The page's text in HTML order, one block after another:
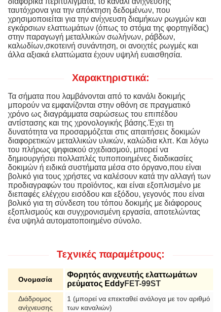
ταυτόχρονα για την απόκτηση δεδομένων, που
χρησιμοποιείται για την ανίχνευση διαμήκων ρωγμών και
εγκάρσιων ελαττωμάτων (όπως το στόμα της φορτηγίδας)
στην παραγωγή μεταλλικών σωλήνων, ράβδων,
καλωδίων,σκοτεινή συνάντηση, οι ανοιχτές ρωγμές και
άλλα αξιακά ελαττώματα έχουν υψηλή ευαισθησία.
Χαρακτηριστικά:
Τα σήματα που λαμβάνονται από το κανάλι δοκιμής
μπορούν να εμφανίζονται στην οθόνη σε πραγματικό
χρόνο ως διαγράμματα σαρώσεως του επιπέδου
αντίστασης και της χρονολογικής βάσης.Έχει τη
δυνατότητα να προσαρμόζεται στις απαιτήσεις δοκιμών
διαφορετικών μεταλλικών υλικών, καλώδια κλπ. Και λόγω
του πλήρως ψηφιακού σχεδιασμού, μπορεί να
δημιουργήσει πολλαπλές τυποποιημένες διαδικασίες
δοκιμών ή ειδικά συστήματα μέσα στο όργανο,που είναι
βολικό για τους χρήστες να καλέσουν κατά την αλλαγή των
προδιαγραφών του προϊόντος, και είναι εξοπλισμένο με
διεπαφές ελέγχου εισόδου και εξόδου, γεγονός που είναι
βολικό για τη σύνδεση του τόπου δοκιμής με διάφορους
εξοπλισμούς και συγχρονισμένη εργασία, αποτελώντας
ένα υψηλά αυτοματοποιημένο σύνολο.
Τεχνικές παραμέτρους:
Ονομασία
Φορητός ανιχνευτής ελαττωμάτων
ρεύματος EddyFET-99SΤ
Διάδρομος
ανίχνευσης
1 (μπορεί να επεκταθεί ανάλογα με τον αριθμό
των καναλιών)